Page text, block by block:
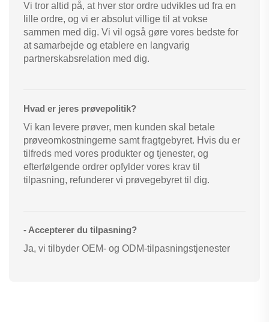
Vi tror altid på, at hver stor ordre udvikles ud fra en
lille ordre, og vi er absolut villige til at vokse
sammen med dig. Vi vil også gøre vores bedste for
at samarbejde og etablere en langvarig
partnerskabsrelation med dig.
Hvad er jeres prøvepolitik?
Vi kan levere prøver, men kunden skal betale
prøveomkostningerne samt fragtgebyret. Hvis du er
tilfreds med vores produkter og tjenester, og
efterfølgende ordrer opfylder vores krav til
tilpasning, refunderer vi prøvegebyret til dig.
- Accepterer du tilpasning?
Ja, vi tilbyder OEM- og ODM-tilpasningstjenester